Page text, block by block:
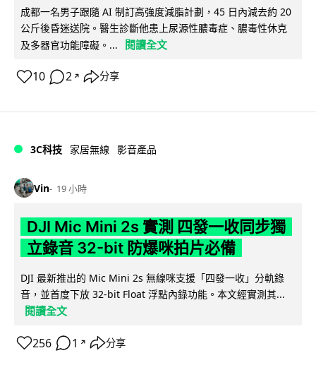
成都一名男子跟隨 AI 制訂高強度減脂計劃，45 日內減去約 20
公斤後昏迷送院。醫生診斷他患上尿源性膿毒症、膿毒性休克
及多器官功能障礙。...
閱讀全文
10 2 ↗ 分享
3C科技 家居無線 影音產品
Vin 19 小時
DJI Mic Mini 2s 實測 四發一收同步獨
立錄音 32-bit 防爆咪拍片必備
DJI 最新推出的 Mic Mini 2s 無線咪支援「四發一收」分軌錄
音，並首度下放 32-bit Float 浮點內錄功能。本文經實測其...
閱讀全文
256 1 ↗ 分享